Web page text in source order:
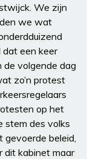
We zijn
we wat
een keer
de volgende dag
zo’n protest
op het
stem des volks
beleid,
dit kabinet maar